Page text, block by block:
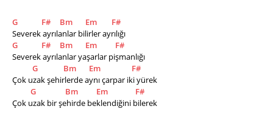
G F# Bm Em
F#
Severek ayrılanlar bilirler ayrılığı
G
F# Bm Em
F#
Severek ayrılanlar yaşarlar pişmanlığı
G
Bm Em
F#
Çok uzak şehirlerde aynı çarpar iki yürek
G
Bm Em
F#
Çok uzak bir şehirde beklendiğini bilerek